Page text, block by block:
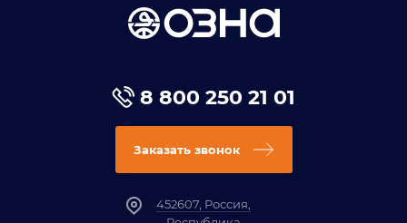
8 800 250 21 01
Заказать звонок
452607, Россия,